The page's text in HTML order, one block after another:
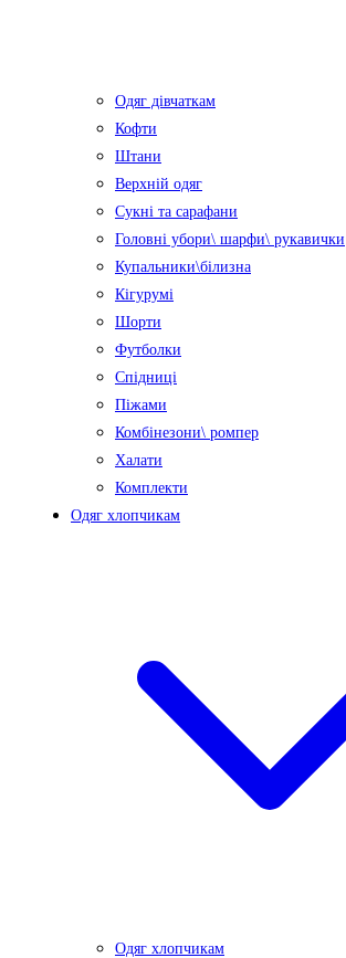
Одяг дівчаткам
Кофти
Штани
Верхній одяг
Сукні та сарафани
Головні убори\ шарфи\ рукавички
Купальники\білизна
Кігурумі
Шорти
Футболки
Спідниці
Піжами
Комбінезони\ ромпер
Халати
Комплекти
Одяг хлопчикам
Одяг хлопчикам